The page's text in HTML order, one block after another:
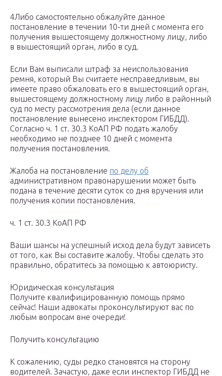
4Либо самостоятельно обжалуйте данное
постановление в течении 10-ти дней с момента его
получения вышестоящему должностному лицу, либо
в вышестоящий орган, либо в суд.
Если Вам выписали штраф за неиспользования
ремня, который Вы считаете несправедливым, вы
имеете право обжаловать его в вышестоящий орган,
вышестоящему должностному лицу либо в районный
суд по месту рассмотрения дела (если данное
постановление вынесено инспектором ГИБДД).
Согласно ч. 1 ст. 30.3 КоАП РФ подать жалобу
необходимо не позднее 10 дней с момента
получения постановления.
Жалоба на постановление по делу об
административном правонарушении может быть
подана в течение десяти суток со дня вручения или
получения копии постановления.
ч. 1 ст. 30.3 КоАП РФ
Ваши шансы на успешный исход дела будут зависеть
от того, как Вы составите жалобу. Чтобы сделать это
правильно, обратитесь за помощью к автоюристу.
Юридическая консультация
Получите квалифицированную помощь прямо
сейчас! Наши адвокаты проконсультируют вас по
любым вопросам вне очереди!
Получить консультацию
К сожалению, суды редко становятся на сторону
водителей. Зачастую, даже если инспектор ГИБДД не